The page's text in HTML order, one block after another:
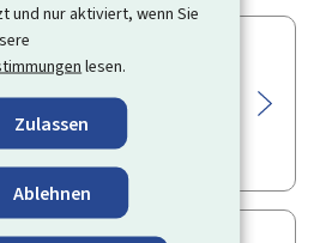
und nur aktiviert, wenn Sie
lesen.
Zulassen
Ablehnen
sowie
Prothesen,
infolge eines
Januar 2011